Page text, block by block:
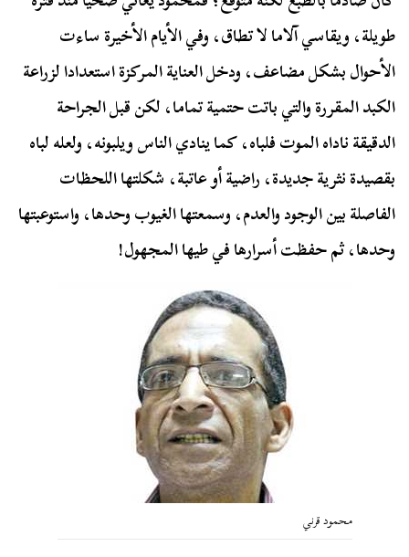
طويلة، ويقاسي آلاما لا تطاق، وفي الأيام الأخيرة ساءت
الأحوال بشكل مضاعف، ودخل العناية المركزة استعدادا لزراعة
الكبد المقررة والتي باتت حتمية تماما، لكن قبل الجراحة
الدقيقة ناداه الموت فلباه، كما ينادي الناس ويلبونه، ولعله لباه
بقصيدة نثرية جديدة، راضية أو عاتبة، شكلتها اللحظات
الفاصلة بين الوجود والعدم، وسمعتها الغيوب وحدها، واستوعبتها
وحدها، ثم حفظت أسرارها في طيها المجهول!
محمود قرني